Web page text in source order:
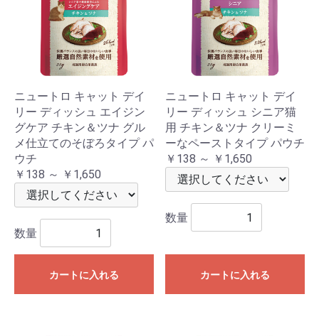
ニュートロ キャット デイ
リー ディッシュ エイジン
グケア チキン＆ツナ グル
メ仕立てのそぼろタイプ パ
ウチ
￥138 ～ ￥1,650
数量
カートに入れる
ニュートロ キャット デイ
リー ディッシュ シニア猫
用 チキン＆ツナ クリーミ
ーなペーストタイプ パウチ
￥138 ～ ￥1,650
数量
カートに入れる